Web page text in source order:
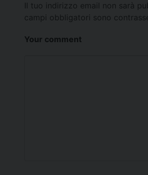
Il tuo indirizzo email non sarà
campi obbligatori sono
Your comment